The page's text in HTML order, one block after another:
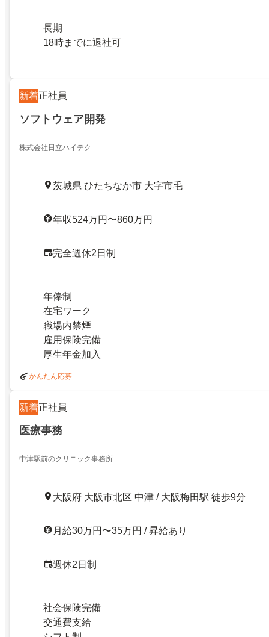
長期
18時までに退社可
新着正社員
ソフトウェア開発
株式会社日立ハイテク
茨城県 ひたちなか市 大字市毛
年収524万円〜860万円
完全週休2日制
年俸制
在宅ワーク
職場内禁煙
雇用保険完備
厚生年金加入
かんたん応募
新着正社員
医療事務
中津駅前のクリニック事務所
大阪府 大阪市北区 中津 / 大阪梅田駅 徒歩9分
月給30万円〜35万円 / 昇給あり
週休2日制
社会保険完備
交通費支給